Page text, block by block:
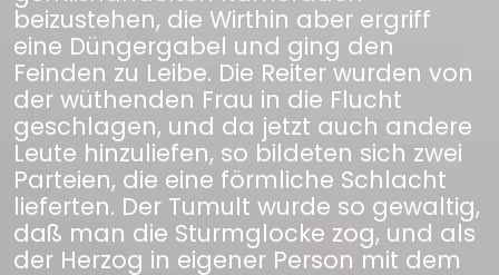
beizustehen, die Wirthin aber ergriff
eine Düngergabel und ging den
Feinden zu Leibe. Die Reiter wurden von
der wüthenden Frau in die Flucht
geschlagen, und da jetzt auch andere
Leute hinzuliefen, so bildeten sich zwei
Parteien, die eine förmliche Schlacht
lieferten. Der Tumult wurde so gewaltig,
daß man die Sturmglocke zog, und als
der Herzog in eigener Person mit dem